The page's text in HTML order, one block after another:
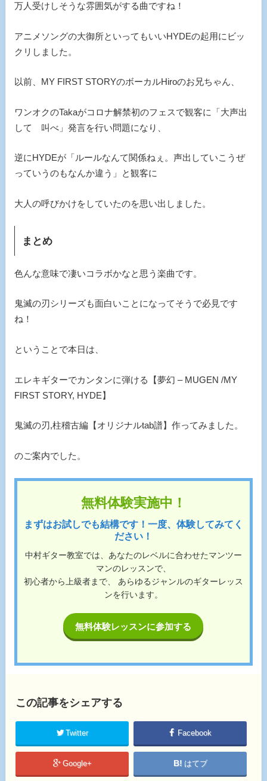
万人受けしそうな雰囲気がする曲ですね！
アニメソングの大御所といってもいいHYDEの起用にビッ
クリしました。
以前、MY FIRST STORYのボーカルHiroのお兄ちゃん、
ワンオクのTakaがコロナ解禁初のフェスで観客に「大声出
して 叫べ」発言を行い問題になり、
逆にHYDEが「ルールなんて関係ねぇ。声出していこうぜ
っていうのもなんか違う」と観客に
大人の呼びかけをしていたのを思い出しました。
まとめ
色んな意味で凄いコラボかなと思う楽曲です。
鬼滅の刃シリーズも面白いことになってそうで必見です
ね！
ということで本日は、
エレキギターでカンタンに弾ける【夢幻 – MUGEN /MY
FIRST STORY, HYDE】
鬼滅の刃,柱稽古編【オリジナルtab譜】作ってみました。
のご案内でした。
無料体験実施中！
まずはお試しでも結構です！一度、体験してみてく
ださい！
中村ギター教室では、あなたのレベルに合わせたマンツー
マンのレッスンで、
初心者から上級者まで、 あらゆるジャンルのギターレッス
ンを行います。
無料体験レッスンに参加する
この記事をシェアする
Twitter Facebook
Google+ はてブ